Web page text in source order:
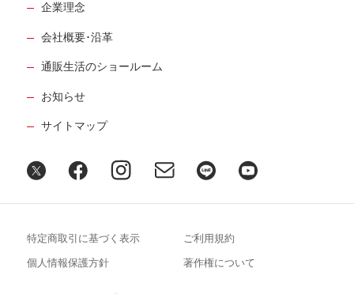
企業理念
会社概要･沿革
通販生活のショールーム
お知らせ
サイトマップ
特定商取引に基づく表示 ご利用規約
個人情報保護方針 著作権について